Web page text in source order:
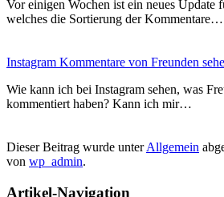
Vor einigen Wochen ist ein neues Update
welches die Sortierung der Kommentare…
Instagram Kommentare von Freunden
Wie kann ich bei Instagram sehen, was
kommentiert haben? Kann ich mir…
Dieser Beitrag wurde unterAllgemein
von wp_admin.
Artikel-Navigation